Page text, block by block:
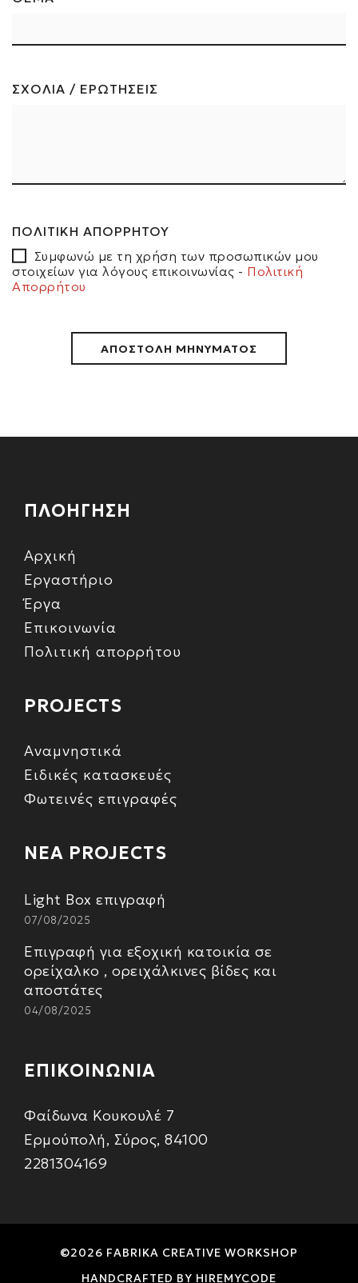
ΣΧΟΛΙΑ / ΕΡΩΤΗΣΕΙΣ
ΠΟΛΙΤΙΚΗ ΑΠΟΡΡΗΤΟΥ
Συμφωνώ με τη χρήση των προσωπικών μου
στοιχείων για λόγους επικοινωνίας - Πολιτική
Απορρήτου
ΠΛΟΗΓΗΣΗ
Αρχική
Εργαστήριο
Έργα
Επικοινωνία
Πολιτική απορρήτου
PROJECTS
Αναμνηστικά
Ειδικές κατασκευές
Φωτεινές επιγραφές
ΝΕΑ PROJECTS
Light Box επιγραφή
07/08/2025
Επιγραφή για εξοχική κατοικία σε
ορείχαλκο , ορειχάλκινες βίδες και
αποστάτες
04/08/2025
ΕΠΙΚΟΙΝΩΝΙΑ
Φαίδωνα Κουκουλέ 7
Ερμούπολή, Σύρος, 84100
2281304169
©2026 FABRIKA CREATIVE WORKSHOP
HANDCRAFTED BY HIREMYCODE